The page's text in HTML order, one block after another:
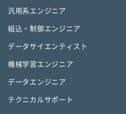
汎用系エンジニア
組込・制御エンジニア
データサイエンティスト
機械学習エンジニア
データエンジニア
テクニカルサポート